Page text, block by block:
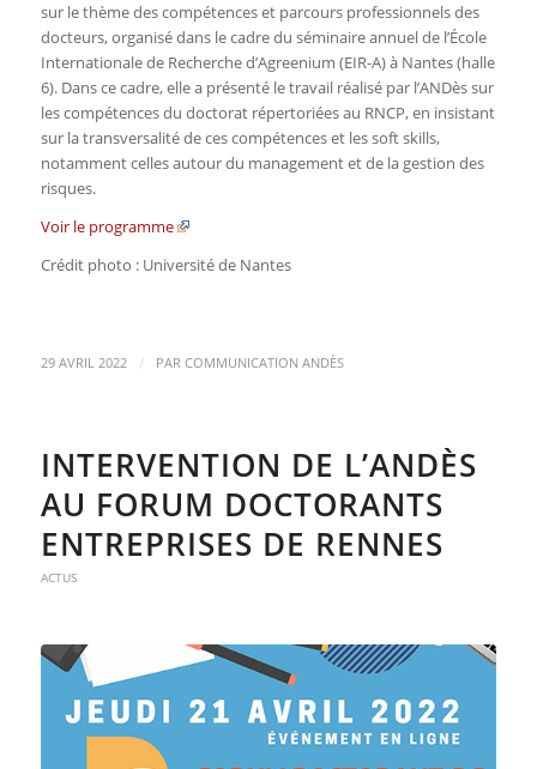
sur le thème des compétences et parcours professionnels des
docteurs, organisé dans le cadre du séminaire annuel de l’École
Internationale de Recherche d’Agreenium (EIR-A) à Nantes (halle
6). Dans ce cadre, elle a présenté le travail réalisé par l’ANDès sur
les compétences du doctorat répertoriées au RNCP, en insistant
sur la transversalité de ces compétences et les soft skills,
notamment celles autour du management et de la gestion des
risques.
Voir le programme
Crédit photo : Université de Nantes
29 AVRIL 2022 / PAR COMMUNICATION ANDÈS
INTERVENTION DE L’ANDÈS
AU FORUM DOCTORANTS
ENTREPRISES DE RENNES
ACTUS